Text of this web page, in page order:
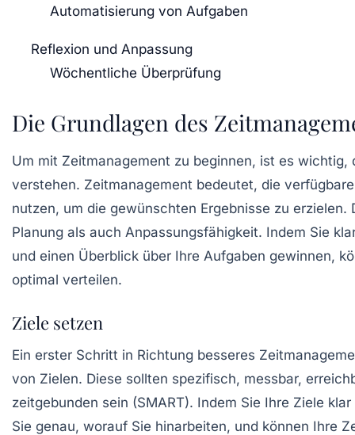
Automatisierung von Aufgaben
Reflexion und Anpassung
Wöchentliche Überprüfung
Die Grundlagen des
Um mit Zeitmanagement zu beginnen, ist es wichtig,
verstehen. Zeitmanagement bedeutet, die
nutzen, um die gewünschten Ergebnisse zu erzielen.
Planung als auch Anpassungsfähigkeit. Indem Sie
und einen Überblick über Ihre Aufgaben gewinnen,
optimal verteilen.
Ziele setzen
Ein erster Schritt in Richtung besseres
von Zielen. Diese sollten spezifisch, messbar,
zeitgebunden sein (SMART). Indem Sie Ihre Ziele
Sie genau, worauf Sie hinarbeiten, und können Ihre